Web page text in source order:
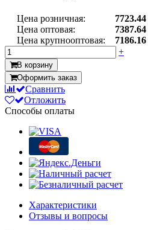
Цена розничная: 7723.44
Цена оптовая:
7387.64
Цена крупнооптовая:
7186.16
+
В корзину
Оформить заказ
Сравнить
Отложить
Способы оплаты
Характеристики
Отзывы и вопросы